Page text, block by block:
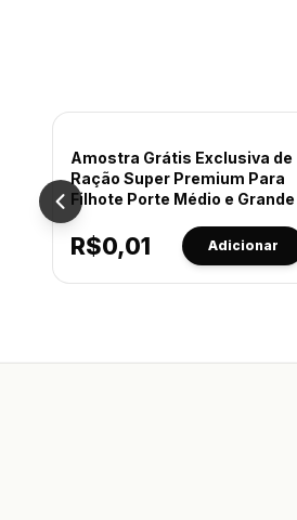
60g
Amostra Grátis Exclusiva de
Ração Super Premium Para
Filhote Porte Médio e Grande
R$0,01 Adicionar